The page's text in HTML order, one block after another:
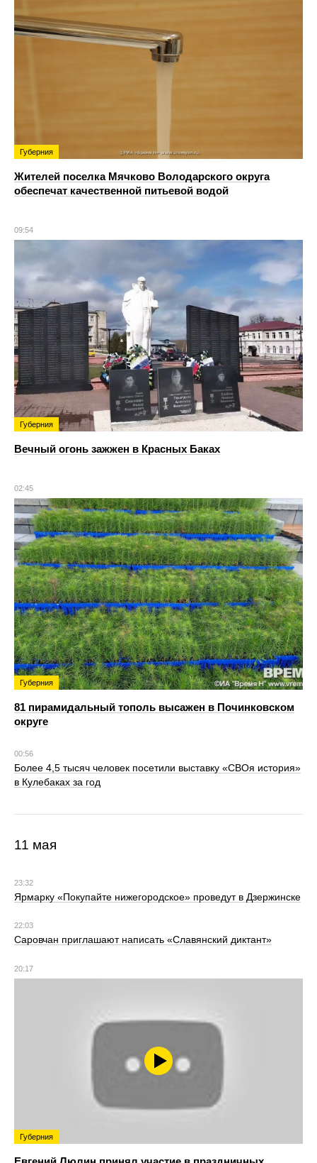
Губерния
Жителей поселка Мячково Володарского округа
обеспечат качественной питьевой водой
09:54
Губерния
Вечный огонь зажжен в Красных Баках
02:45
Губерния
81 пирамидальный тополь высажен в Починковском
округе
00:56
Более 4,5 тысяч человек посетили выставку «СВОя история»
в Кулебаках за год
11 мая
23:32
Ярмарку «Покупайте нижегородское» проведут в Дзержинске
22:03
Саровчан приглашают написать «Славянский диктант»
20:17
Губерния